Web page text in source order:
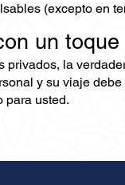
(excepto en
un
la
y su viaje
para usted.